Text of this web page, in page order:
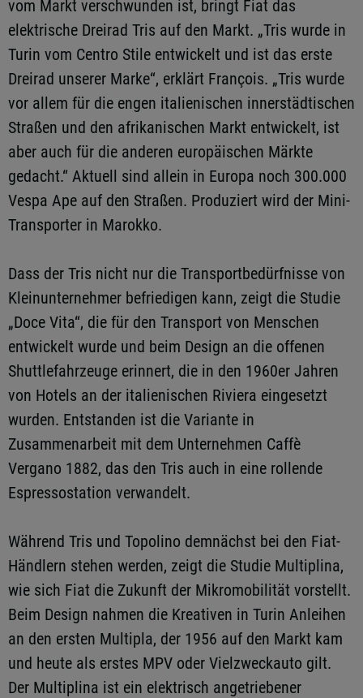
vom Markt verschwunden ist, bringt Fiat das
elektrische Dreirad Tris auf den Markt. „Tris wurde in
Turin vom Centro Stile entwickelt und ist das erste
Dreirad unserer Marke“, erklärt François. „Tris wurde
vor allem für die engen italienischen innerstädtischen
Straßen und den afrikanischen Markt entwickelt, ist
aber auch für die anderen europäischen Märkte
gedacht.“ Aktuell sind allein in Europa noch 300.000
Vespa Ape auf den Straßen. Produziert wird der Mini-
Transporter in Marokko.
Dass der Tris nicht nur die Transportbedürfnisse von
Kleinunternehmer befriedigen kann, zeigt die Studie
„Doce Vita“, die für den Transport von Menschen
entwickelt wurde und beim Design an die offenen
Shuttlefahrzeuge erinnert, die in den 1960er Jahren
von Hotels an der italienischen Riviera eingesetzt
wurden. Entstanden ist die Variante in
Zusammenarbeit mit dem Unternehmen Caffè
Vergano 1882, das den Tris auch in eine rollende
Espressostation verwandelt.
Während Tris und Topolino demnächst bei den Fiat-
Händlern stehen werden, zeigt die Studie Multiplina,
wie sich Fiat die Zukunft der Mikromobilität vorstellt.
Beim Design nahmen die Kreativen in Turin Anleihen
an den ersten Multipla, der 1956 auf den Markt kam
und heute als erstes MPV oder Vielzweckauto gilt.
Der Multiplina ist ein elektrisch angetriebener